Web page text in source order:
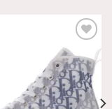
Añadir
a la
lista de
deseos